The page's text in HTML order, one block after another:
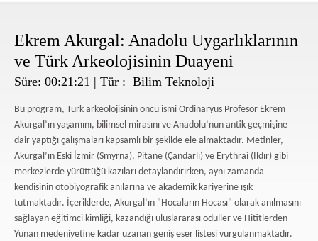
Ekrem Akurgal: Anadolu Uygarlıklarının
ve Türk Arkeolojisinin Duayeni
Süre: 00:21:21 | Tür : Bilim Teknoloji
Bu program, Türk arkeolojisinin öncü ismi Ordinaryüs Profesör Ekrem
Akurgal’ın yaşamını, bilimsel mirasını ve Anadolu’nun antik geçmişine
dair yaptığı çalışmaları kapsamlı bir şekilde ele almaktadır. Metinler,
Akurgal’ın Eski İzmir (Smyrna), Pitane (Çandarlı) ve Erythrai (Ildır) gibi
merkezlerde yürüttüğü kazıları detaylandırırken, aynı zamanda
kendisinin otobiyografik anılarına ve akademik kariyerine ışık
tutmaktadır. İçeriklerde, Akurgal’ın "Hocaların Hocası" olarak anılmasını
sağlayan eğitimci kimliği, kazandığı uluslararası ödüller ve Hititlerden
Yunan medeniyetine kadar uzanan geniş eser listesi vurgulanmaktadır.